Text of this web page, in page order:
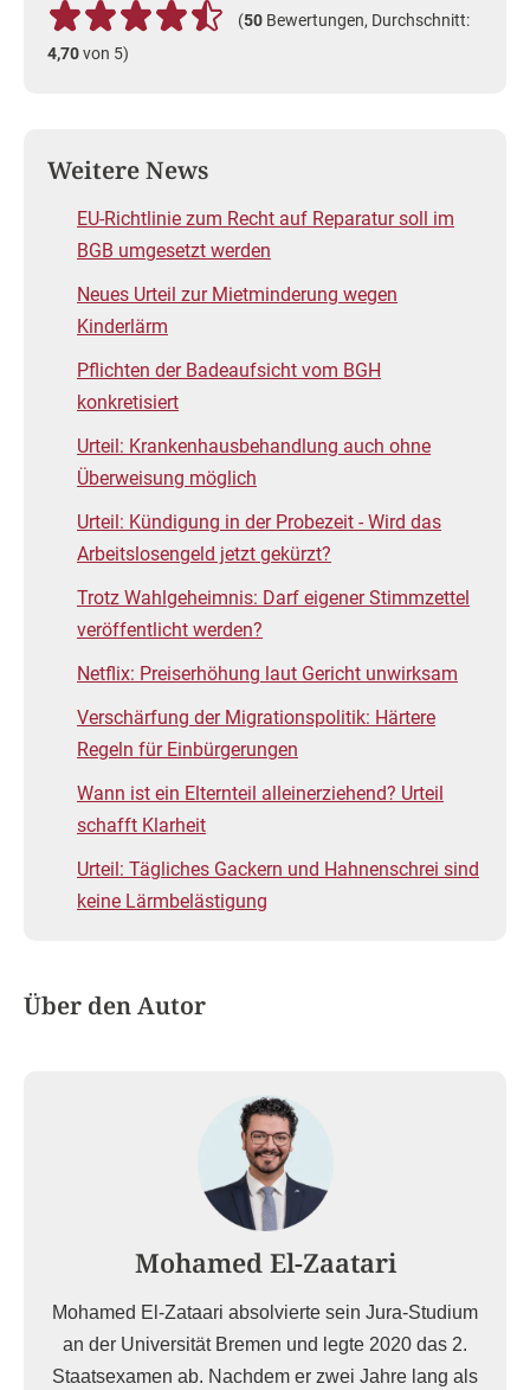
(50 Bewertungen, Durchschnitt:
4,70von 5)
Weitere News
EU-Richtlinie zum Recht auf Reparatur soll im
BGB umgesetzt werden
Neues Urteil zur Mietminderung wegen
Kinderlärm
Pflichten der Badeaufsicht vom BGH
konkretisiert
Urteil: Krankenhausbehandlung auch ohne
Überweisung möglich
Urteil: Kündigung in der Probezeit - Wird das
Arbeitslosengeld jetzt gekürzt?
Trotz Wahlgeheimnis: Darf eigener Stimmzettel
veröffentlicht werden?
Netflix: Preiserhöhung laut Gericht unwirksam
Verschärfung der Migrationspolitik: Härtere
Regeln für Einbürgerungen
Wann ist ein Elternteil alleinerziehend? Urteil
schafft Klarheit
Urteil: Tägliches Gackern und Hahnenschrei sind
keine Lärmbelästigung
Über den Autor
Mohamed El-Zaatari
Mohamed El-Zataari absolvierte sein Jura-Studium
an der Universität Bremen und legte 2020 das 2.
Staatsexamen ab. Nachdem er zwei Jahre lang als